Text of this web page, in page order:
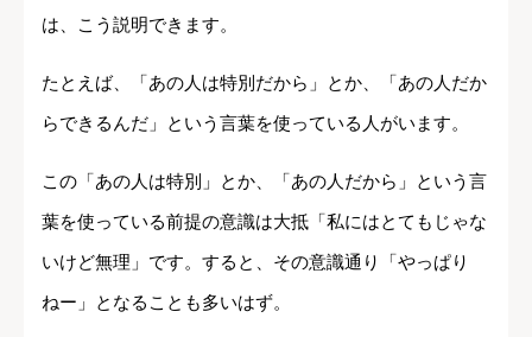
は、こう説明できます。
たとえば、「あの人は特別だから」とか、「あの人だか
らできるんだ」という言葉を使っている人がいます。
この「あの人は特別」とか、「あの人だから」という言
葉を使っている前提の意識は大抵「私にはとてもじゃな
いけど無理」です。すると、その意識通り「やっぱり
ねー」となることも多いはず。